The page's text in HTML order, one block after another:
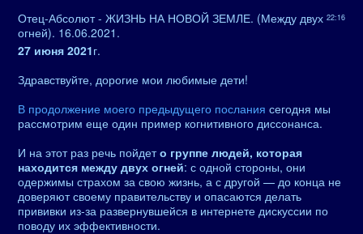
22:16
Отец-Абсолют - ЖИЗНЬ НА НОВОЙ ЗЕМЛЕ. (Между двух
огней). 16.06.2021.
27 июня 2021г.
Здравствуйте, дорогие мои любимые дети!
В продолжение моего предыдущего послания сегодня мы
рассмотрим еще один пример когнитивного диссонанса.
И на этот раз речь пойдето группе людей, которая
находится между двух огней: с одной стороны, они
одержимы страхом за свою жизнь, а с другой — до конца не
доверяют своему правительству и опасаются делать
прививки из-за развернувшейся в интернете дискуссии по
поводу их эффективности.